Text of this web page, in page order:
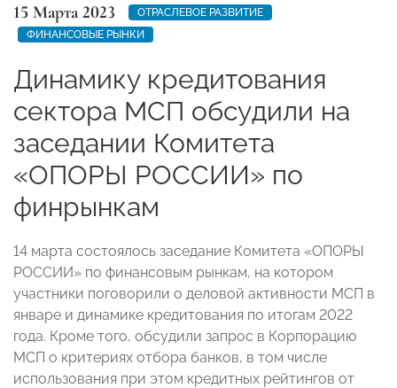
15 Марта 2023
ОТРАСЛЕВОЕ РАЗВИТИЕ
ФИНАНСОВЫЕ РЫНКИ
Динамику кредитования
сектора МСП обсудили на
заседании Комитета
«ОПОРЫ РОССИИ» по
финрынкам
14 марта состоялось заседание Комитета «ОПОРЫ
РОССИИ» по финансовым рынкам, на котором
участники поговорили о деловой активности МСП в
январе и динамике кредитования по итогам 2022
года. Кроме того, обсудили запрос в Корпорацию
МСП о критериях отбора банков, в том числе
использования при этом кредитных рейтингов от